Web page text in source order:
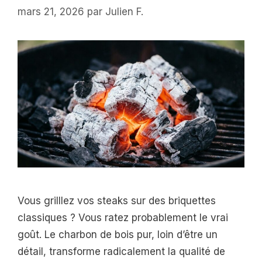
mars 21, 2026 par Julien F.
Vous grilllez vos steaks sur des briquettes
classiques ? Vous ratez probablement le vrai
goût. Le charbon de bois pur, loin d’être un
détail, transforme radicalement la qualité de